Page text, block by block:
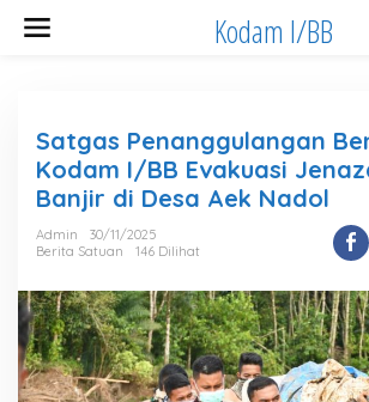
Kodam I/BB
Satgas Penanggulangan
Kodam I/BB Evakuasi
Banjir di Desa Aek Nadol
Admin
30/11/2025
Berita Satuan
146 Dilihat